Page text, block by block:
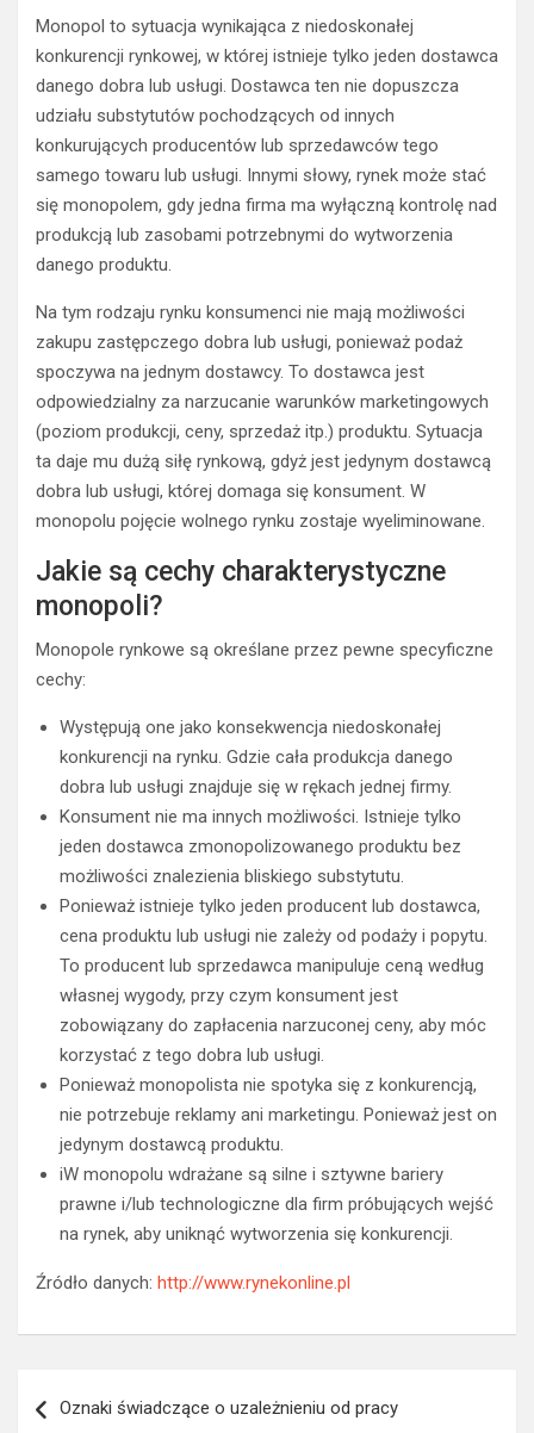
Monopol to sytuacja wynikająca z niedoskonałej
konkurencji rynkowej, w której istnieje tylko jeden dostawca
danego dobra lub usługi. Dostawca ten nie dopuszcza
udziału substytutów pochodzących od innych
konkurujących producentów lub sprzedawców tego
samego towaru lub usługi. Innymi słowy, rynek może stać
się monopolem, gdy jedna firma ma wyłączną kontrolę nad
produkcją lub zasobami potrzebnymi do wytworzenia
danego produktu.
Na tym rodzaju rynku konsumenci nie mają możliwości
zakupu zastępczego dobra lub usługi, ponieważ podaż
spoczywa na jednym dostawcy. To dostawca jest
odpowiedzialny za narzucanie warunków marketingowych
(poziom produkcji, ceny, sprzedaż itp.) produktu. Sytuacja
ta daje mu dużą siłę rynkową, gdyż jest jedynym dostawcą
dobra lub usługi, której domaga się konsument. W
monopolu pojęcie wolnego rynku zostaje wyeliminowane.
Jakie są cechy charakterystyczne
monopoli?
Monopole rynkowe są określane przez pewne specyficzne
cechy:
Występują one jako konsekwencja niedoskonałej
konkurencji na rynku. Gdzie cała produkcja danego
dobra lub usługi znajduje się w rękach jednej firmy.
Konsument nie ma innych możliwości. Istnieje tylko
jeden dostawca zmonopolizowanego produktu bez
możliwości znalezienia bliskiego substytutu.
Ponieważ istnieje tylko jeden producent lub dostawca,
cena produktu lub usługi nie zależy od podaży i popytu.
To producent lub sprzedawca manipuluje ceną według
własnej wygody, przy czym konsument jest
zobowiązany do zapłacenia narzuconej ceny, aby móc
korzystać z tego dobra lub usługi.
Ponieważ monopolista nie spotyka się z konkurencją,
nie potrzebuje reklamy ani marketingu. Ponieważ jest on
jedynym dostawcą produktu.
iW monopolu wdrażane są silne i sztywne bariery
prawne i/lub technologiczne dla firm próbujących wejść
na rynek, aby uniknąć wytworzenia się konkurencji.
Źródło danych: http://www.rynekonline.pl
wpisu
Oznaki świadczące o uzależnieniu od pracy